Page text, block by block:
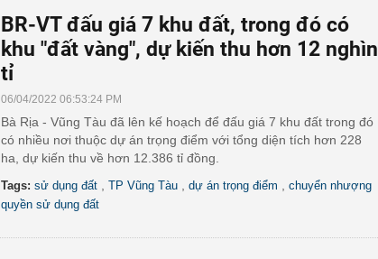
BR-VT đấu giá 7 khu đất, trong đó có
khu "đất vàng", dự kiến thu hơn 12 nghìn
tỉ
06/04/2022 06:53:24 PM
Bà Rịa - Vũng Tàu đã lên kế hoạch để đấu giá 7 khu đất trong đó
có nhiều nơi thuộc dự án trọng điểm với tổng diện tích hơn 228
ha, dự kiến thu về hơn 12.386 tỉ đồng.
Tags: sử dụng đất TP Vũng Tàu dự án trọng điểm
chuyển nhượng
quyền sử dụng đất